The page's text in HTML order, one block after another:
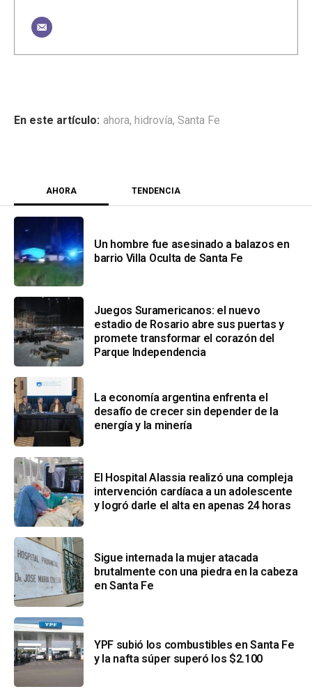
ahora, hidrovía, Santa Fe
AHORA TENDENCIA
Un hombre fue asesinado a balazos en
barrio Villa Oculta de Santa Fe
Juegos Suramericanos: el nuevo
estadio de Rosario abre sus puertas y
promete transformar el corazón del
Parque Independencia
La economía argentina enfrenta el
desafío de crecer sin depender de la
energía y la minería
El Hospital Alassia realizó una compleja
intervención cardíaca a un adolescente
y logró darle el alta en apenas 24 horas
Sigue internada la mujer atacada
brutalmente con una piedra en la cabeza
en Santa Fe
YPF subió los combustibles en Santa Fe
y la nafta súper superó los $2.100